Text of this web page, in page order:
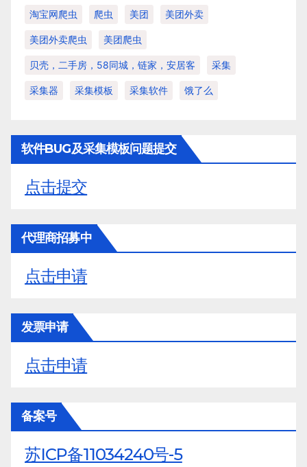
淘宝网爬虫 爬虫 美团 美团外卖
美团外卖爬虫 美团爬虫
贝壳，二手房，58同城，链家，安居客 采集
采集器 采集模板 采集软件 饿了么
软件BUG及采集模板问题提交
点击提交
代理商招募中
点击申请
发票申请
点击申请
备案号
苏ICP备11034240号-5